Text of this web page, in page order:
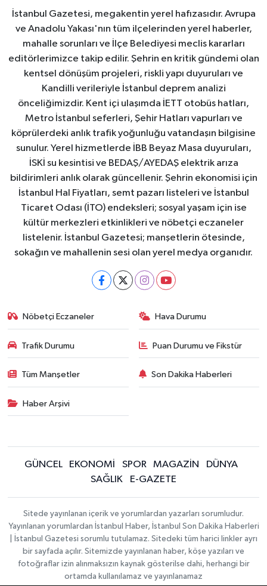
İstanbul Gazetesi, megakentin yerel hafızasıdır. Avrupa
ve Anadolu Yakası'nın tüm ilçelerinden yerel haberler,
mahalle sorunları ve İlçe Belediyesi meclis kararları
editörlerimizce takip edilir. Şehrin en kritik gündemi olan
kentsel dönüşüm projeleri, riskli yapı duyuruları ve
Kandilli verileriyle İstanbul deprem analizi
önceliğimizdir. Kent içi ulaşımda İETT otobüs hatları,
Metro İstanbul seferleri, Şehir Hatları vapurları ve
köprülerdeki anlık trafik yoğunluğu vatandaşın bilgisine
sunulur. Yerel hizmetlerde İBB Beyaz Masa duyuruları,
İSKİ su kesintisi ve BEDAŞ/AYEDAŞ elektrik arıza
bildirimleri anlık olarak güncellenir. Şehrin ekonomisi için
İstanbul Hal Fiyatları, semt pazarı listeleri ve İstanbul
Ticaret Odası (İTO) endeksleri; sosyal yaşam için ise
kültür merkezleri etkinlikleri ve nöbetçi eczaneler
listelenir. İstanbul Gazetesi; manşetlerin ötesinde,
sokağın ve mahallenin sesi olan yerel medya organıdır.
Nöbetçi Eczaneler Hava Durumu
Trafik Durumu Puan Durumu ve Fikstür
Tüm Manşetler Son Dakika Haberleri
Haber Arşivi
GÜNCEL EKONOMİ SPOR MAGAZİN
DÜNYA
SAĞLIK
E-GAZETE
Sitede yayınlanan içerik ve yorumlardan yazarları sorumludur.
Yayınlanan yorumlardan İstanbul Haber, İstanbul Son Dakika Haberleri
| İstanbul Gazetesi sorumlu tutulamaz. Sitedeki tüm harici linkler ayrı
bir sayfada açılır. Sitemizde yayınlanan haber, köşe yazıları ve
fotoğraflar izin alınmaksızın kaynak gösterilse dahi, herhangi bir
ortamda kullanılamaz ve yayınlanamaz